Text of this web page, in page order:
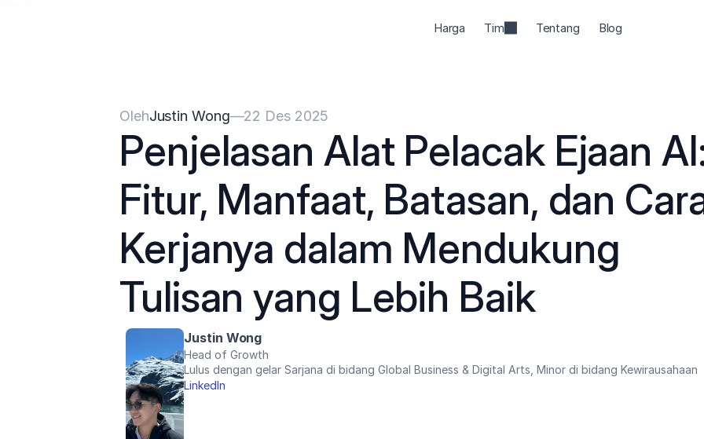
Harga Tim Tentang Blog
OlehJustin Wong—22 Des 2025
Penjelasan Alat Pelacak Ejaan
Fitur, Manfaat, Batasan, dan
Kerjanya dalam Mendukung
Tulisan yang Lebih Baik
Justin Wong
Head of Growth
Lulus dengan gelar Sarjana di bidang Global Business & Digital Arts, Minor di bidang Kewirausahaan
LinkedIn